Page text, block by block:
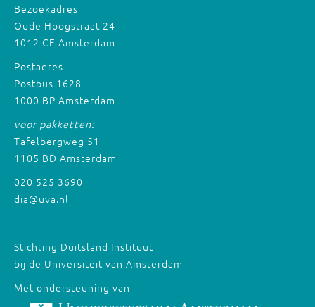
Bezoekadres
Oude Hoogstraat 24
1012 CE Amsterdam
Postadres
Postbus 1628
1000 BP Amsterdam
voor pakketten:
Tafelbergweg 51
1105 BD Amsterdam
020 525 3690
dia@uva.nl
Stichting Duitsland Instituut
bij de Universiteit van Amsterdam
Met ondersteuning van